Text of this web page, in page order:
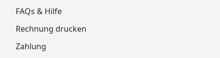
FAQs & Hilfe
Rechnung drucken
Zahlung